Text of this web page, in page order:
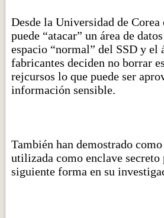
Desde la Universidad de
puede “atacar” un área de
espacio “normal” del SSD y
fabricantes deciden no borrar
rejcursos lo que puede ser
información sensible.
También han demostrado
utilizada como enclave
siguiente forma en su